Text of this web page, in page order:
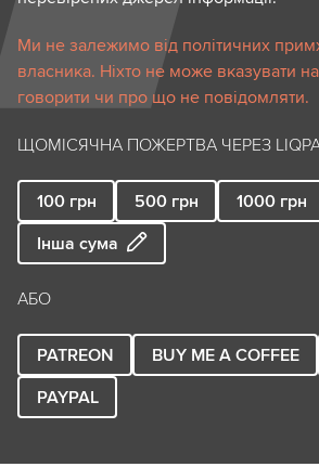
Ми не залежимо від політичних
власника. Ніхто не може вказувати
говорити чи про що не повідомляти.
ЩОМІСЯЧНА ПОЖЕРТВА ЧЕРЕЗ
100 грн 500 грн 1000 грн
Інша сума
АБО
PATREON BUY ME A COFFEE
PAYPAL